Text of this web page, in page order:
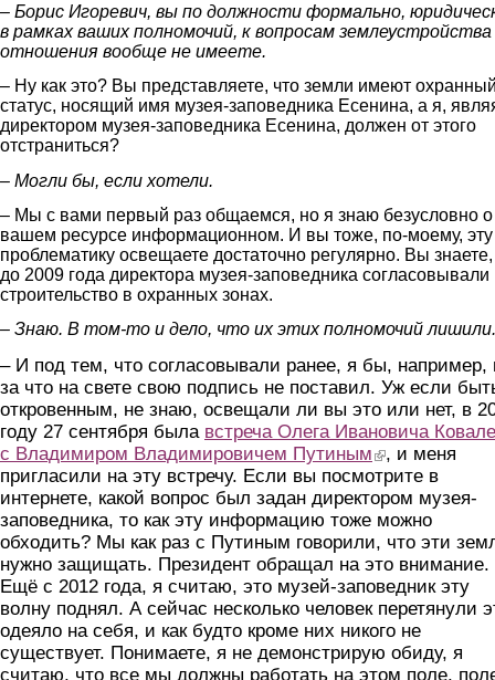
– Борис Игоревич, вы по должности формально,
в рамках ваших полномочий, к вопросам землеустройства
отношения вообще не имеете.
– Ну как это? Вы представляете, что земли имеют
статус, носящий имя музея-заповедника Есенина, а я,
директором музея-заповедника Есенина, должен от этого
отстраниться?
– Могли бы, если хотели.
– Мы с вами первый раз общаемся, но я знаю безусловно о
вашем ресурсе информационном. И вы тоже, по-моему, эту
проблематику освещаете достаточно регулярно. Вы знаете,
до 2009 года директора музея-заповедника согласовывали
строительство в охранных зонах.
– Знаю. В том-то и дело, что их этих полномочий лишили.
– И под тем, что согласовывали ранее, я бы, например,
за что на свете свою подпись не поставил. Уж если
откровенным, не знаю, освещали ли вы это или нет, в
году 27 сентября была встреча Олега Ивановича
с Владимиром Владимировичем Путиным (link is external)
, и меня
пригласили на эту встречу. Если вы посмотрите в
интернете, какой вопрос был задан директором музея-
заповедника, то как эту информацию тоже можно
обходить? Мы как раз с Путиным говорили, что эти
нужно защищать. Президент обращал на это внимание.
Ещё с 2012 года, я считаю, это музей-заповедник эту
волну поднял. А сейчас несколько человек перетянули
одеяло на себя, и как будто кроме них никого не
существует. Понимаете, я не демонстрирую обиду, я
считаю, что все мы должны работать на этом поле,